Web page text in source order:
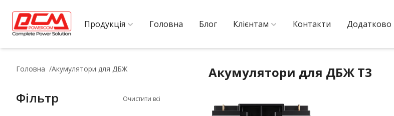
Продукція Головна Блог Клієнтам Контакти Додатково
Головна Акумулятори для ДБЖ
Фільтр Очистити всі
Акумулятори для ДБЖ T3